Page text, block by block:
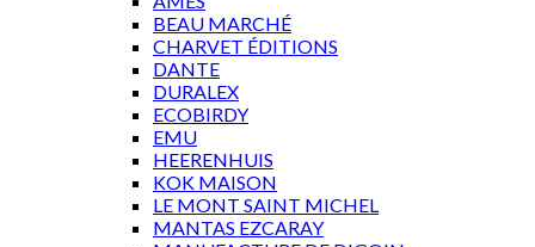
BEAU MARCHÉ
CHARVET ÉDITIONS
DANTE
DURALEX
ECOBIRDY
EMU
HEERENHUIS
KOK MAISON
LE MONT SAINT MICHEL
MANTAS EZCARAY